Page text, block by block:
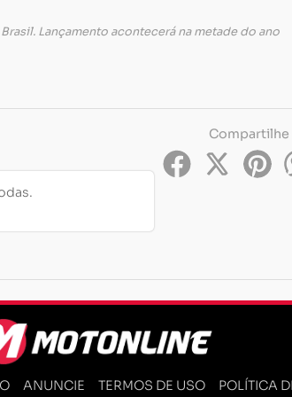
Lançamento acontecerá na metade do ano
Compartilhe
ANUNCIE TERMOS DE USO POLÍTICA